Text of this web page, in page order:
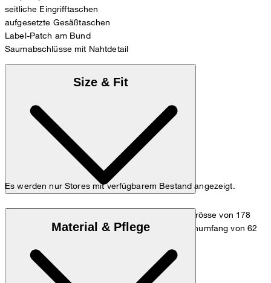
Es werden nur Stores mit verfügbarem Bestand angezeigt.
seitliche Eingrifftaschen
aufgesetzte Gesäßtaschen
Label-Patch am Bund
Saumabschlüsse mit Nahtdetail
Size & Fit
Das Model trägt die Grösse 26 bei einer Körpergrösse von 178
cm, einem Brustumfang von 82 cm, einem Taillenumfang von 62
Maßtabelle
Material & Pflege